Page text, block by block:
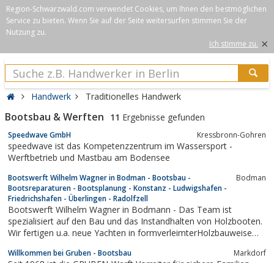
Region-Schwarzwald.com verwendet Cookies, um Ihnen den bestmöglichen
Service zu bieten. Wenn Sie auf der Seite weitersurfen stimmen Sie der
Nutzung zu.
Ich stimme zu. ×
Handwerk Traditionelles Handwerk
Bootsbau & Werften 11 Ergebnisse gefunden
Speedwave GmbH Kressbronn-Gohren
speedwave ist das Kompetenzzentrum im Wassersport -
Werftbetrieb und Mastbau am Bodensee
Bootswerft Wilhelm Wagner in Bodman - Bootsbau -
Bootsreparaturen - Bootsplanung - Konstanz - Ludwigshafen -
Friedrichshafen - Überlingen - Radolfzell
Bodman
Bootswerft Wilhelm Wagner in Bodmann - Das Team ist
spezialisiert auf den Bau und das Instandhalten von Holzbooten.
Wir fertigen u.a. neue Yachten in formverleimterHolzbauweise
individuellen Wünschen.
Willkommen bei Gruben - Bootsbau Markdorf